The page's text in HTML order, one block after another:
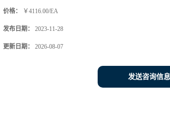
价格： ￥4116.00/EA
发布日期： 2023-11-28
更新日期： 2026-08-07
发送咨询信息